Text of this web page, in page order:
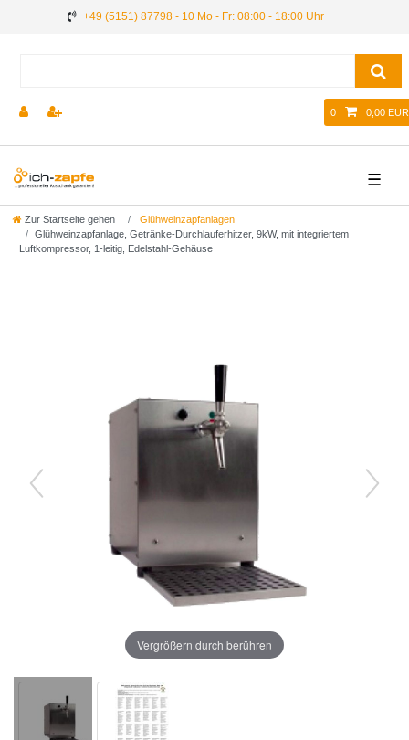
+49 (5151) 87798 - 10 Mo - Fr: 08:00 - 18:00 Uhr
0 0,00 EUR
☰
Zur Startseite gehen
Glühweinzapfanlagen
Glühweinzapfanlage, Getränke-Durchlauferhitzer, 9kW, mit integriertem
Luftkompressor, 1-leitig, Edelstahl-Gehäuse
Vergrößern durch berühren